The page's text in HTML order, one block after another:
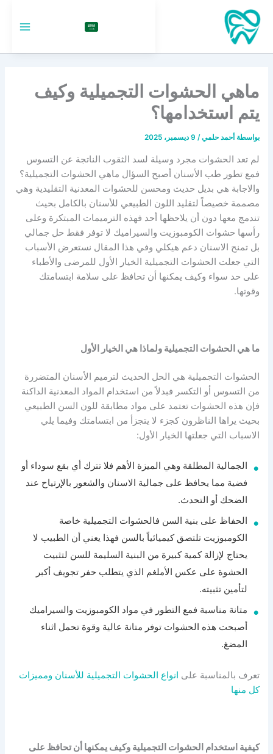
تخطي
إلى
المحتوى
ماهي الحشوات التجميلية وكيف
يتم استخدامها؟
بواسطة أحمد حلمي/ 9 ديسمبر، 2025
لم تعد الحشوات مجرد وسيلة لسد الثقوب الناتجة عن التسوس
فمع تطور طب الأسنان أصبح السؤال ماهي الحشوات التجميلية؟
والاجابة هي بديل حديث ومحسن للحشوات المعدنية التقليدية وهي
مصممة خصيصاً لتقليد اللون الطبيعي للأسنان بالكامل بحيث
تندمج معها دون أن يلاحظها أحد فهذه الترميمات المبتكرة وعلى
رأسها حشوات الكومبوزيت والسيراميك لا توفر فقط حل جمالي
بل تمنح الاسنان دعم هيكلي وفي هذا المقال نستعرض الأسباب
التي جعلت الحشوات التجميلية الخيار الأول للمرضى والأطباء
على حد سواء وكيف يمكنها أن تحافظ على سلامة ابتسامتك
وقوتها.
ما هي الحشوات التجميلية ولماذا هي الخيار الأول
الحشوات التجميلية هي الحل الحديث لترميم الأسنان المتضررة
من التسوس أو التكسر فبدلاً من استخدام المواد المعدنية الداكنة
فإن هذه الحشوات تعتمد على مواد مطابقة للون السن الطبيعي
بحيث يراها الناظرون كجزء لا يتجزأ من ابتسامتك وفيما يلي
الاسباب التي جعلتها الخيار الأول:
الجمالية المطلقة وهي الميزة الأهم فلا تترك أي بقع سوداء أو
فضية مما يحافظ على جمالية الاسنان والشعور بالإرتياح عند
الضحك أو التحدث.
الحفاظ على بنية السن فالحشوات التجميلية خاصة
الكومبوزيت تلتصق كيميائياً بالسن فهذا يعني أن الطبيب لا
يحتاج لإزالة كمية كبيرة من البنية السليمة للسن لتثبيت
الحشوة على عكس الأملغم الذي يتطلب حفر تجويف أكبر
لتأمين تثبيته.
متانة مناسبة فمع التطور في مواد الكومبوزيت والسيراميك
أصبحت هذه الحشوات توفر متانة عالية وقوة تحمل اثناء
المضغ.
تعرف بالمناسبة على انواع الحشوات التجميلية للأسنان ومميزات
كل منها
كيفية استخدام الحشوات التجميلية وكيف يمكنها أن تحافظ على